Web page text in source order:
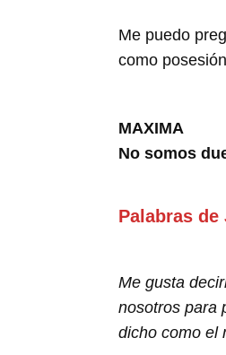
Me puedo
como
MAXIMA
No somos
Palabras de
Me gusta
nosotros para
dicho como el